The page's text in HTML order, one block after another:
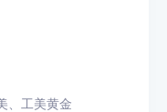
工美黄金